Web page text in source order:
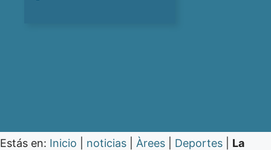
Estás en: Inicio noticias Àrees Deportes
La